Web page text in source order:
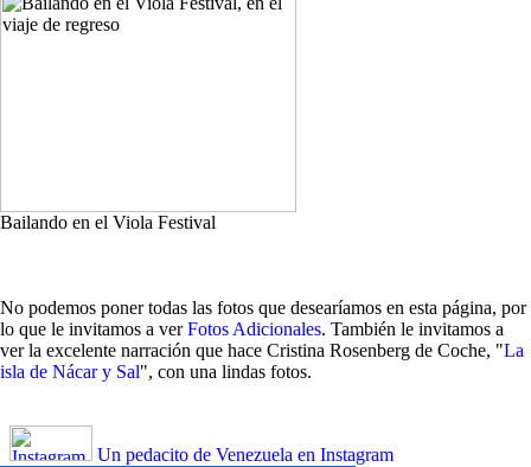
Bailando en el Viola Festival
No podemos poner todas las fotos que desearíamos en esta página, por
lo que le invitamos a verFotos Adicionales. También le invitamos a
ver la excelente narración que hace Cristina Rosenberg de Coche, "La
isla de Nácar y Sal", con una lindas fotos.
Un pedacito de Venezuela en Instagram